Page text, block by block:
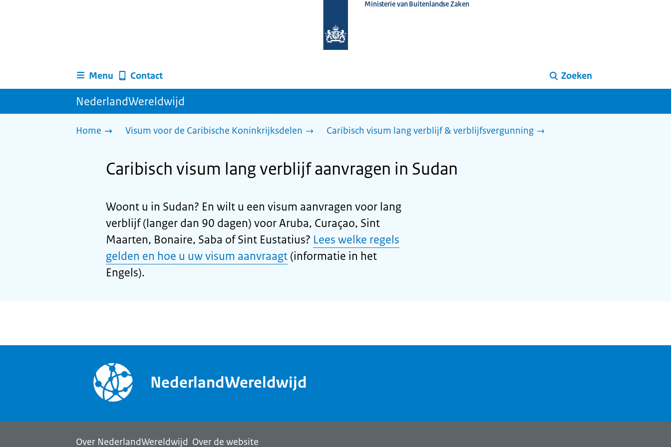
homepage
Ministerie van Buitenlandse Zaken
Menu Contact Zoeken
NederlandWereldwijd
Home Visum voor de Caribische Koninkrijksdelen Caribisch visum lang verblijf & verblijfsvergunning
Caribisch visum lang verblijf aanvragen in Sudan
Woont u in Sudan? En wilt u een visum aanvragen voor lang
verblijf (langer dan 90 dagen) voor Aruba, Curaçao, Sint
Maarten, Bonaire, Saba of Sint Eustatius? Lees welke regels
gelden en hoe u uw visum aanvraagt (informatie in het
Engels).
NederlandWereldwijd
Over NederlandWereldwijd Over de website